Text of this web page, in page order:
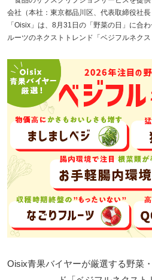
会社（本社：東京都品川区、代表取締役社
「Oisix」は、8月31日の「野菜の日」に合
ルーツのネクストトレンド「ベジフルネクス
Oisix青果バイヤーが厳選する野菜